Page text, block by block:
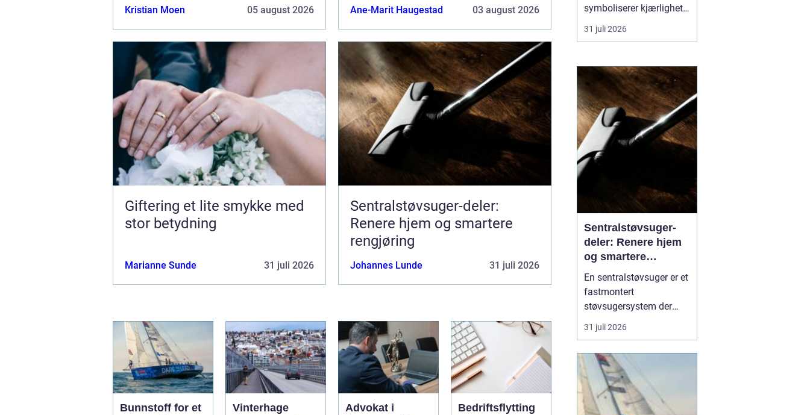
Kristian Moen 05 august 2026 Ane-Marit Haugestad 03 august 2026
Giftering et lite smykke med
stor betydning
Marianne Sunde 31 juli 2026
Sentralstøvsuger-deler:
Renere hjem og smartere
rengjøring
Johannes Lunde 31 juli 2026
Bunnstoff for et
Vinterhage
Advokat i
Bedriftsflytting
symboliserer kjærlighet,
troskap og felles
framtid. Ringen bæres
og blir en synlig
påminnelse om løftet to
mennesker ...
31 juli 2026
Sentralstøvsuger-
deler: Renere hjem
og smartere
rengjøring
En sentralstøvsuger er et
fastmontert
støvsugersystem der
motor og beholder står i
bod, garasje eller teknisk
sugekontakter finnes i
veggene rundt i boligen.
Du kobler bare slangen
til en kontakt, og støvet
31 juli 2026